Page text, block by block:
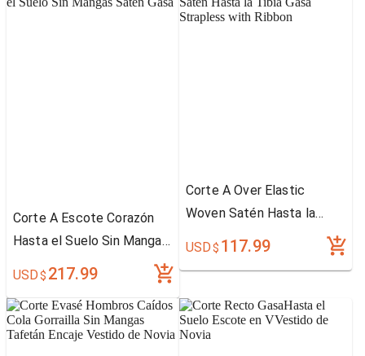
Corte A Escote Corazón
Hasta el Suelo Sin Mangas
Satén Gasa
USD$ 217.99
Corte A Over Elastic
Woven Satén Hasta la
Tibia Gasa Strapless with
USD$ 117.99